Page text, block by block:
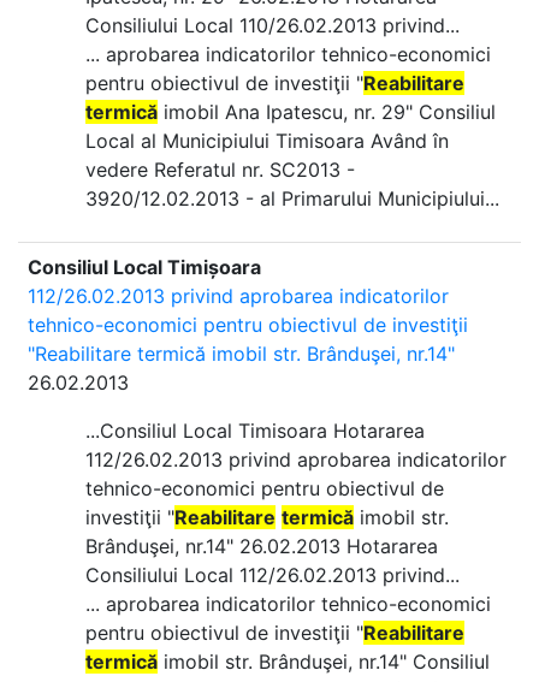
Consiliului Local 110/26.02.2013 privind...
... aprobarea indicatorilor tehnico-economici
pentru obiectivul de investiţii "Reabilitare
termică imobil Ana Ipatescu, nr. 29" Consiliul
Local al Municipiului Timisoara Având în
vedere Referatul nr. SC2013 -
3920/12.02.2013 - al Primarului Municipiului...
Consiliul Local Timișoara
112/26.02.2013 privind aprobarea indicatorilor
tehnico-economici pentru obiectivul de investiţii
"Reabilitare termică imobil str. Brânduşei, nr.14"
26.02.2013
...Consiliul Local Timisoara Hotararea
112/26.02.2013 privind aprobarea indicatorilor
tehnico-economici pentru obiectivul de
investiţii "Reabilitare termică imobil str.
Brânduşei, nr.14" 26.02.2013 Hotararea
Consiliului Local 112/26.02.2013 privind...
... aprobarea indicatorilor tehnico-economici
pentru obiectivul de investiţii "Reabilitare
termică imobil str. Brânduşei, nr.14" Consiliul